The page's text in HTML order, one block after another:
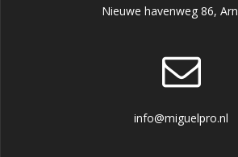
Nieuwe havenweg 86,
info@miguelpro.nl